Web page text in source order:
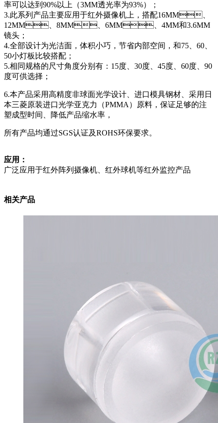
率可以达到90%以上（3MM透光率为93%）；
3.此系列产品主要应用于红外摄像机上，搭配16MM、
12MM、8MM、6MM、4MM和3.6MM
镜头；
4.全部设计为光洁面，体积小巧，节省内部空间，和75、60、
50小灯板比较搭配；
5.相同规格的尺寸角度分别有：15度、30度、45度、60度、90
度可供选择；
6.本产品采用高精度非球面光学设计、进口模具钢材、采用日
本三菱原装进口光学亚克力（PMMA）原料，保证足够的注
塑成型时间、降低产品缩水率，
所有产品均通过SGS认证及ROHS环保要求。
应用：
广泛应用于红外阵列摄像机、红外球机等红外监控产品
相关产品